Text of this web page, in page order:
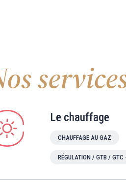
Le chauffage
CHAUFFAGE AU GAZ
RÉGULATION / GTB / GTC